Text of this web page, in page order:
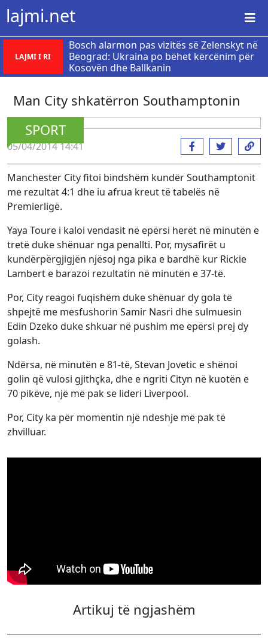
lajmi.net
LAJMI I RI
Bosch alarmon pas vizitës së Zelenskyt në
Beograd: Ukraina po bëhet kërcënim për
Kosovën dhe Ballkanin
Man City shkatërron Southamptonin
SPORT
05/04/2014 14:41
Manchester City fitoi bindshëm kundër Southamptonit
me rezultat 4:1 dhe iu afrua kreut të tabelës në
Premierligë.
Yaya Toure i kaloi vendasit në epërsi herët në minutën e
tretë duke shënuar nga penallti. Por, mysafirët u
kundërpërgjigjën njësoj nga pika e bardhë kur Rickie
Lambert e barazoi rezultatin në minutën e 37-të.
Por, City reagoi fuqishëm duke shënuar dy gola të
shpejtë me mesfushorin Samir Nasri dhe sulmuesin
Edin Dzeko duke shkuar në pushim me epërsi prej dy
golash.
Ndërsa, në minutën e 81-të, Stevan Jovetic e shënoi
golin që vulosi gjithçka, dhe e ngriti Cityn në kuotën e
70 pikëve, një më pak se lideri Liverpool.
Por, City ka për momentin një ndeshje më pak të
zhvilluar.
Artikuj të ngjashëm